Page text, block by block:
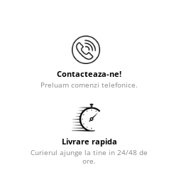
Contacteaza-ne!
Preluam comenzi telefonice.
Livrare rapida
Curierul ajunge la tine in 24/48 de
ore.